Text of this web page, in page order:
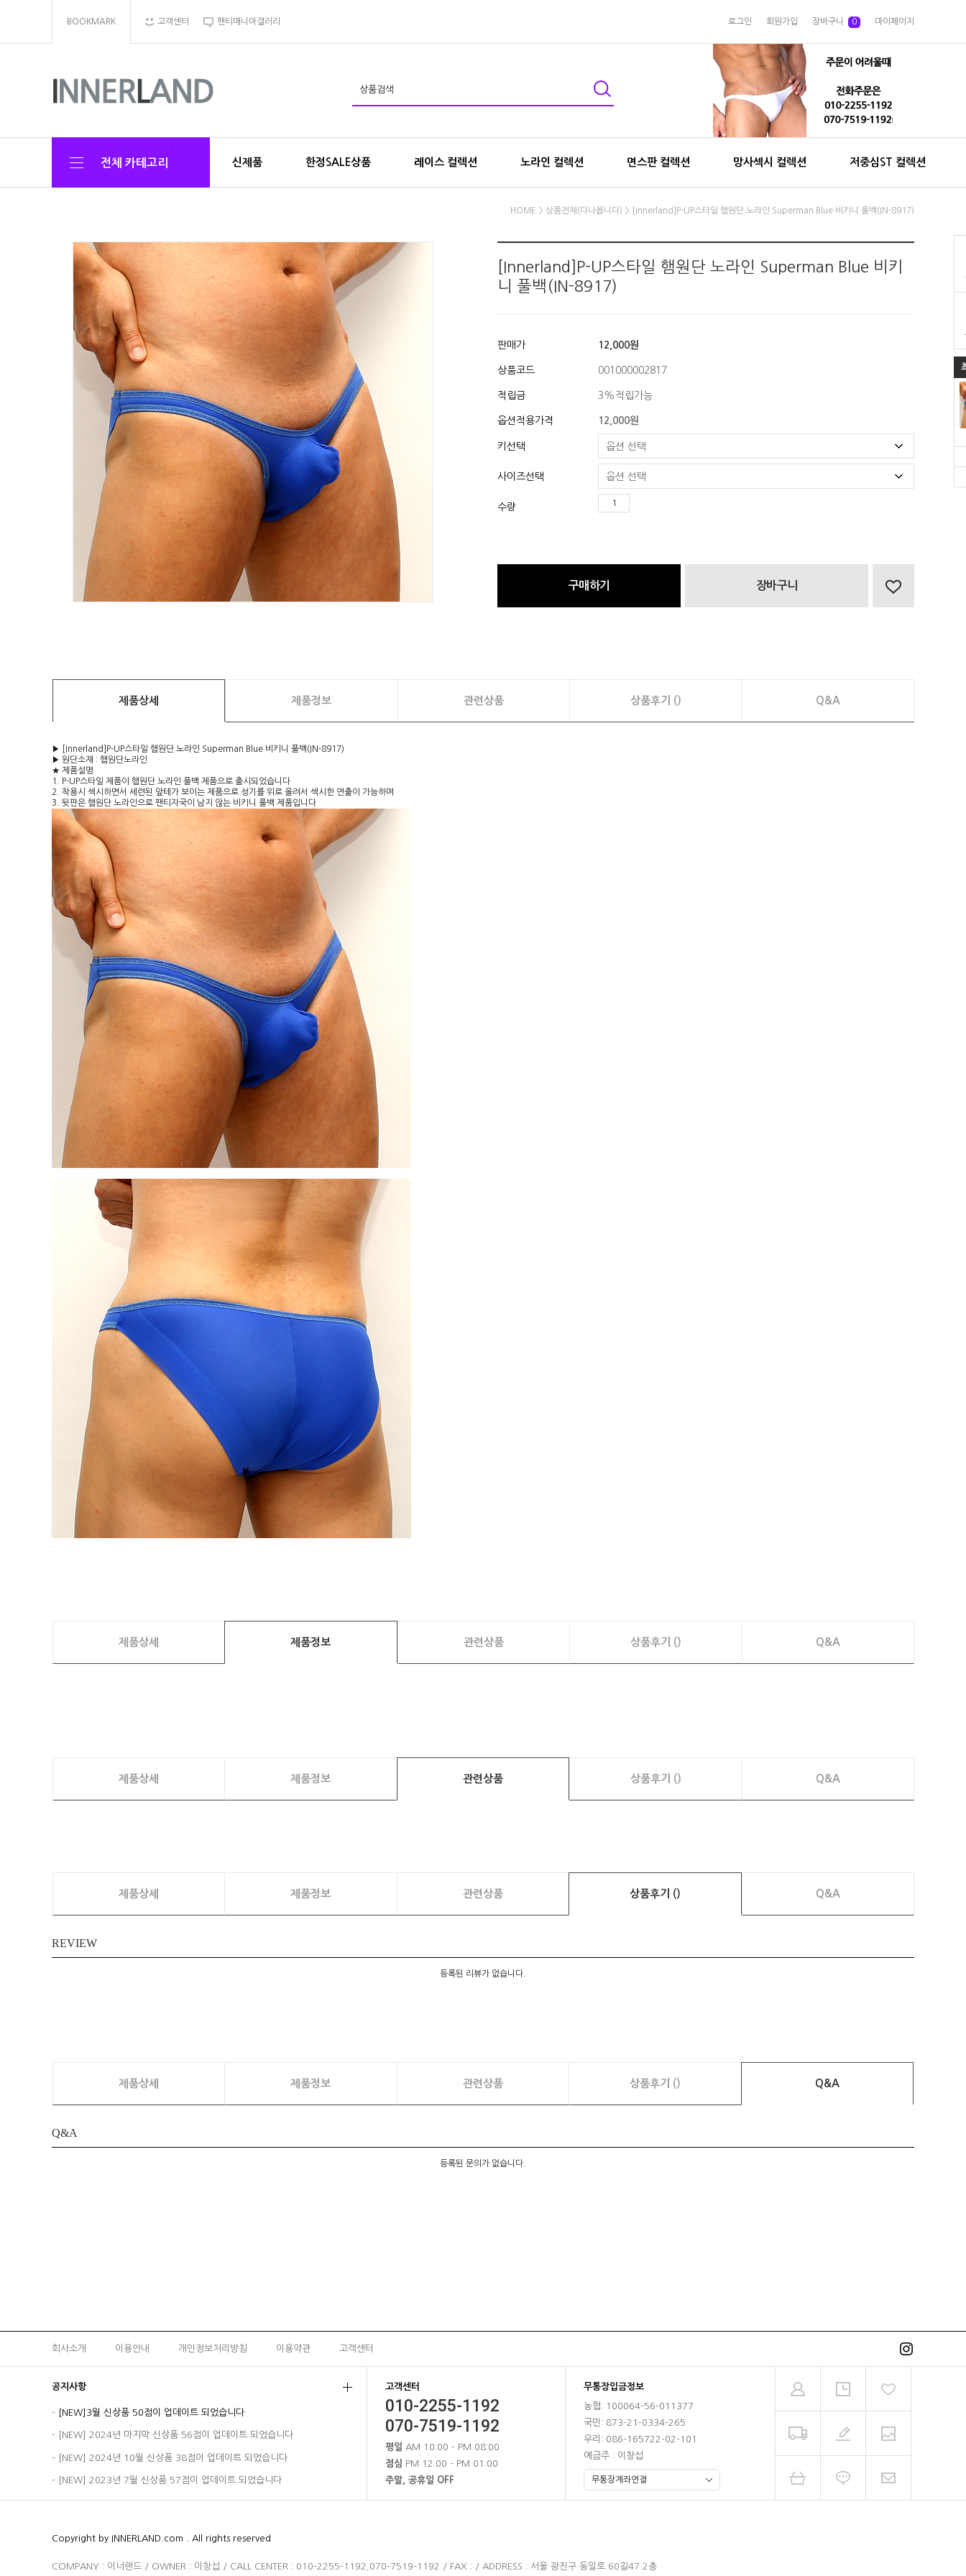
BOOKMARK 고객센터 팬티매니아갤러리 로그인 회원가입 장바구니 0 마이페이지
전체 카테고리 신제품 한정SALE상품 레이스 컬렉션 노라인 컬렉션 면스판 컬렉션 망사섹시 컬렉션 저중심ST 컬렉션
HOME > 상품전체(다나옵니다) > [Innerland]P-UP스타일 햄원단 노라인 Superman Blue 비키니 풀백(IN-8917)
[Innerland]P-UP스타일 햄원단 노라인 Superman Blue 비키
니 풀백(IN-8917)
판매가 12,000원
상품코드 001000002817
적립금 3%적립가능
옵션적용가격 12,000원
키선택
사이즈선택
수량
구매하기 장바구니
제품상세 제품정보 관련상품 상품후기 () Q&A
▶ [Innerland]P-UP스타일 햄원단 노라인 Superman Blue 비키니 풀백(IN-8917)
▶ 원단소재 : 햄원단노라인
★ 제품설명
1. P-UP스타일 제품이 햄원단 노라인 풀백 제품으로 출시되었습니다
2. 착용시 섹시하면서 세련된 앞테가 보이는 제품으로 성기를 위로 올려서 섹시한 연출이 가능하며
3. 뒷판은 햄원단 노라인으로 팬티자국이 남지 않는 비키니 풀백 제품입니다
제품상세 제품정보 관련상품 상품후기 () Q&A
제품상세 제품정보 관련상품 상품후기 () Q&A
제품상세 제품정보 관련상품 상품후기 () Q&A
REVIEW
등록된 리뷰가 없습니다.
제품상세 제품정보 관련상품 상품후기 () Q&A
Q&A
등록된 문의가 없습니다.
회사소개 이용안내 개인정보처리방침 이용약관 고객센터
공지사항
- [NEW]3월 신상품 50점이 업데이트 되었습니다
- [NEW] 2024년 마지막 신상품 56점이 업데이트 되었습니다
- [NEW] 2024년 10월 신상품 38점이 업데이트 되었습니다
- [NEW] 2023년 7월 신상품 57점이 업데이트 되었습니다
고객센터
010-2255-1192
070-7519-1192
평일 AM 10:00 - PM 08:00
점심 PM 12:00 - PM 01:00
주말, 공휴일 OFF
무통장입금정보
농협: 100064-56-011377
국민: 873-21-0334-265
우리: 086-165722-02-101
예금주 : 이창섭
Copyright by INNERLAND.com . All rights reserved
COMPANY : 이너랜드 / OWNER : 이창섭 / CALL CENTER : 010-2255-1192,070-7519-1192 / FAX : / ADDRESS : 서울 광진구 동일로 60길47 2층